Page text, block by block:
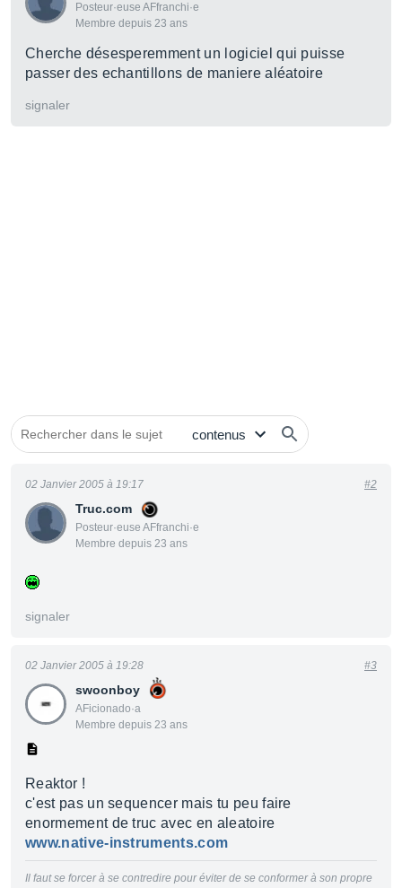
Posteur·euse AFfranchi·e
Membre depuis 23 ans
Cherche désesperemment un logiciel qui puisse
passer des echantillons de maniere aléatoire
signaler
Truc.com
Posteur·euse AFfranchi·e
Membre depuis 23 ans
02 Janvier 2005 à 19:17 #2
signaler
swoonboy
AFicionado·a
Membre depuis 23 ans
02 Janvier 2005 à 19:28 #3
Reaktor !
c'est pas un sequencer mais tu peu faire
enormement de truc avec en aleatoire
www.native-instruments.com
Il faut se forcer à se contredire pour éviter de se conformer à son propre